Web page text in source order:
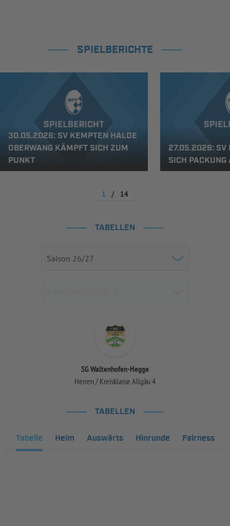
SPIELBERICHTE
30.05.2026: SV KEMPTEN HALDE
OBERWANG KÄMPFT SICH ZUM
PUNKT
27.05.2026: SV
SICH PACKUNG
1 / 14
TABELLEN
SG Waltenhofen-Hegge
Herren / Kreisklasse Allgäu 4
TABELLEN
Tabelle Heim Auswärts Hinrunde Fairness